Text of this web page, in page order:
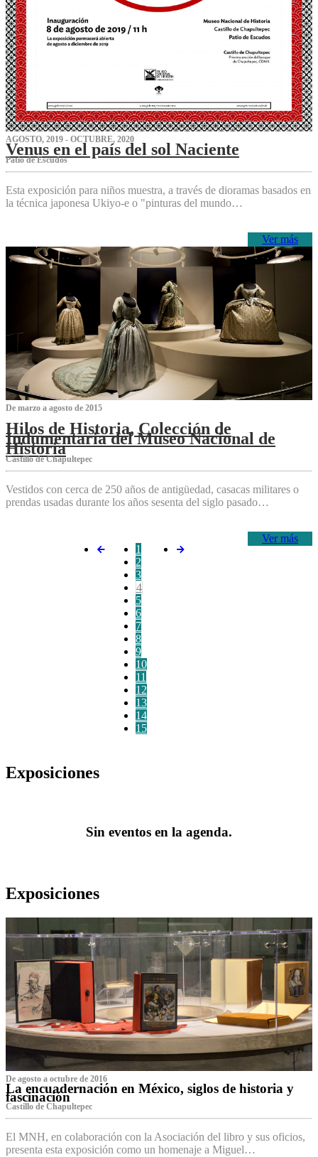
AGOSTO, 2019 - OCTUBRE, 2020
Venus en el país del sol Naciente
P‌atio de Escudos
Esta exposición para niños muestra, a través de dioramas basados en
la técnica japonesa Ukiyo-e o "pinturas del mundo…
Ver más
De marzo a agosto de 2015
Hilos de Historia, Colección de
Indumentaria del Museo Nacional de
Historia
Castillo de Chapultepec
Vestidos con cerca de 250 años de antigüedad, casacas militares o
prendas usadas durante los años sesenta del siglo pasado…
Ver más
1
2
3
4
5
6
7
8
9
10
11
12
13
14
15
Exposiciones
Sin eventos en la agenda.
Exposiciones
De agosto a octubre de 2016
La encuadernación en México, siglos de historia y
fascinación
Castillo de Chapultepec
El MNH, en colaboración con la Asociación del libro y sus oficios,
presenta esta exposición como un homenaje a Miguel…